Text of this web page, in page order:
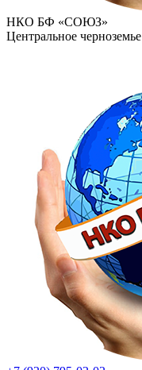
НКО БФ «СОЮЗ»
Центральное черноземье